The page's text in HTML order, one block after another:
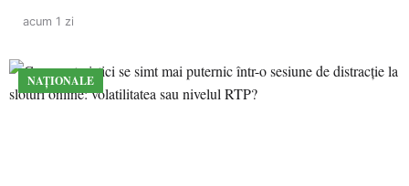
acum 1 zi
NAȚIONALE